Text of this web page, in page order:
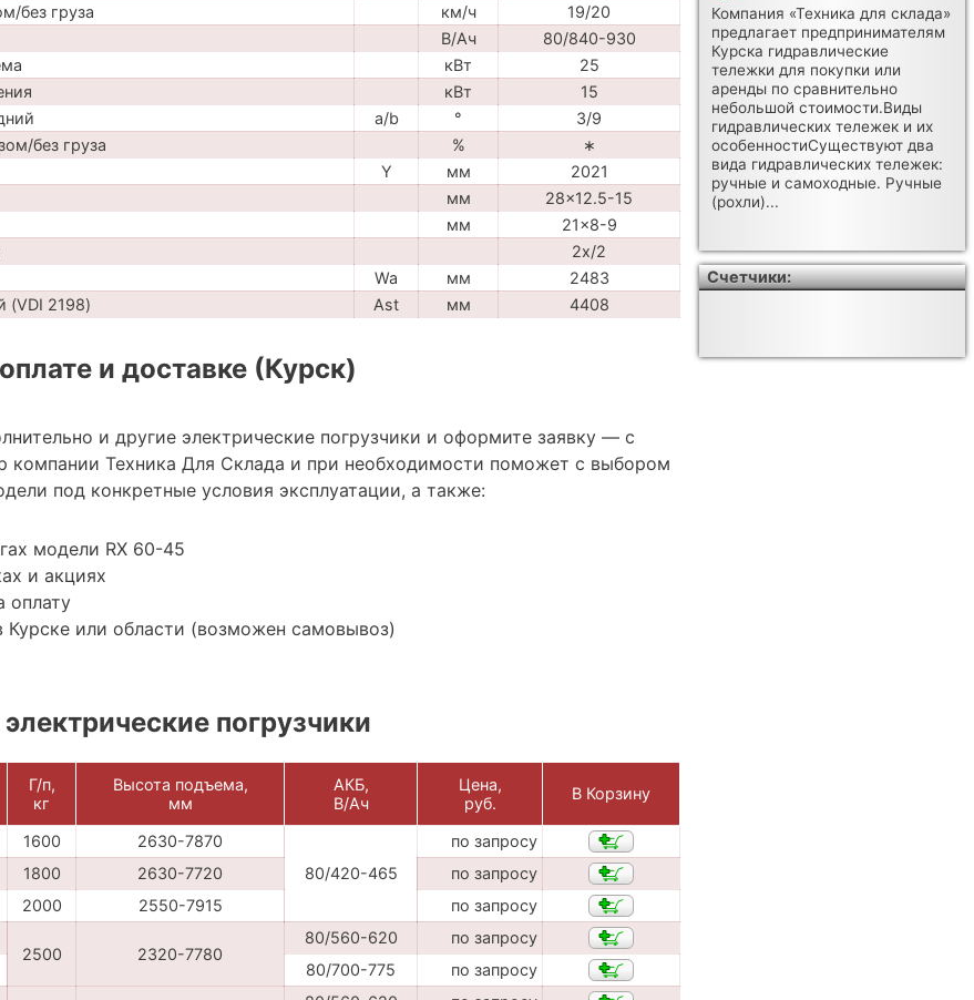
без груза
км/ч
19/20
В/Ач
80/840-930
кВт
25
кВт
15
a/b °
3/9
без груза
%
∗
Y мм
2021
мм
28x12.5-15
мм
21x8-9
2x/2
Wa мм
2483
(VDI 2198)
Ast мм 4408
и доставке (Курск)
и другие электрические погрузчики и оформите заявку — с
компании Техника Для Склада и при необходимости поможет с выбором
под конкретные условия эксплуатации, а также:
модели RX 60-45
и акциях
оплату
или области (возможен самовывоз)
погрузчики
Г/п,
кг
Высота подъема,
мм
АКБ,
В/Ач
Цена,
руб.
В Корзину
1600
2630-7870
80/420-465
по запросу
1800 2630-7720
по запросу
2000 2550-7915
по запросу
2500
2320-7780
80/560-620
по запросу
80/700-775
по запросу
Компания «Техника для склада»
предлагает предпринимателям
Курска гидравлические
тележки для покупки или
аренды по сравнительно
небольшой стоимости.Виды
гидравлических тележек и их
особенностиСуществуют два
вида гидравлических тележек:
ручные и самоходные. Ручные
(рохли)...
Счетчики: